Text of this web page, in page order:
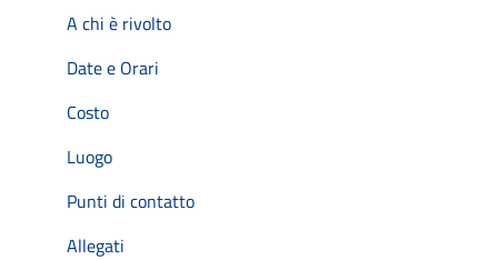
A chi è rivolto
Date e Orari
Costo
Luogo
Punti di contatto
Allegati